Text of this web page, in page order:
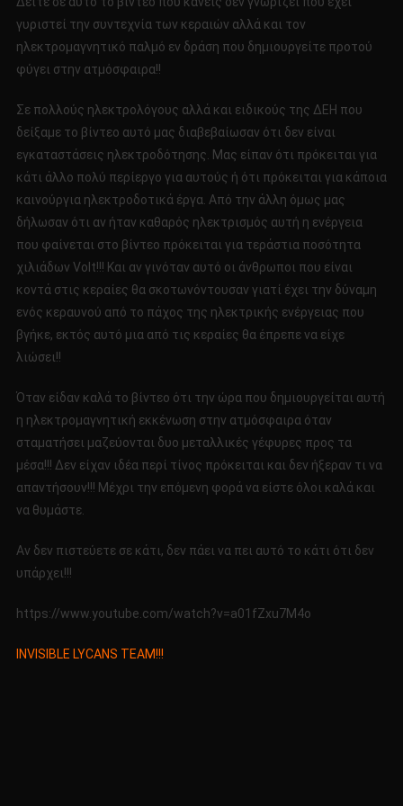
γυριστεί την συντεχνία των κεραιών αλλά και τον
ηλεκτρομαγνητικό παλμό εν δράση που δημιουργείτε προτού
φύγει στην ατμόσφαιρα!!
Σε πολλούς ηλεκτρολόγους αλλά και ειδικούς της ΔΕΗ που
δείξαμε το βίντεο αυτό μας διαβεβαίωσαν ότι δεν είναι
εγκαταστάσεις ηλεκτροδότησης. Μας είπαν ότι πρόκειται για
κάτι άλλο πολύ περίεργο για αυτούς ή ότι πρόκειται για κάποια
καινούργια ηλεκτροδοτικά έργα. Από την άλλη όμως μας
δήλωσαν ότι αν ήταν καθαρός ηλεκτρισμός αυτή η ενέργεια
που φαίνεται στο βίντεο πρόκειται για τεράστια ποσότητα
χιλιάδων Volt!!! Και αν γινόταν αυτό οι άνθρωποι που είναι
κοντά στις κεραίες θα σκοτωνόντουσαν γιατί έχει την δύναμη
ενός κεραυνού από το πάχος της ηλεκτρικής ενέργειας που
βγήκε, εκτός αυτό μια από τις κεραίες θα έπρεπε να είχε
λιώσει!!
Όταν είδαν καλά το βίντεο ότι την ώρα που δημιουργείται αυτή
η ηλεκτρομαγνητική εκκένωση στην ατμόσφαιρα όταν
σταματήσει μαζεύονται δυο μεταλλικές γέφυρες προς τα
μέσα!!! Δεν είχαν ιδέα περί τίνος πρόκειται και δεν ήξεραν τι να
απαντήσουν!!! Μέχρι την επόμενη φορά να είστε όλοι καλά και
να θυμάστε.
Αν δεν πιστεύετε σε κάτι, δεν πάει να πει αυτό το κάτι ότι δεν
υπάρχει!!!
https://www.youtube.com/watch?v=a01fZxu7M4o
INVISIBLE LYCANS TEAM!!!